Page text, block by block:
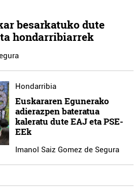
besarkatuko dute
hondarribiarrek
Hondarribia
Euskararen Egunerako
adierazpen bateratua
kaleratu dute EAJ eta PSE-
EEk
Imanol Saiz Gomez de Segura